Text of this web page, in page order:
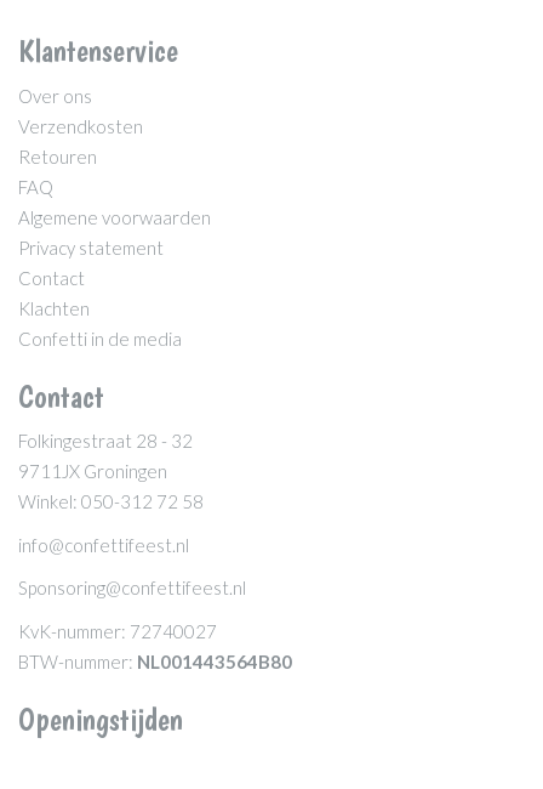
Klantenservice
Over ons
Verzendkosten
Retouren
FAQ
Algemene voorwaarden
Privacy statement
Contact
Klachten
Confetti in de media
Contact
Folkingestraat 28 - 32
9711JX Groningen
Winkel: 050-312 72 58
info@confettifeest.nl
Sponsoring@confettifeest.nl
KvK-nummer: 72740027
BTW-nummer: NL001443564B80
Openingstijden